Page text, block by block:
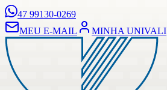
47 99130-0269
MEU E-MAIL
MINHA UNIVALI